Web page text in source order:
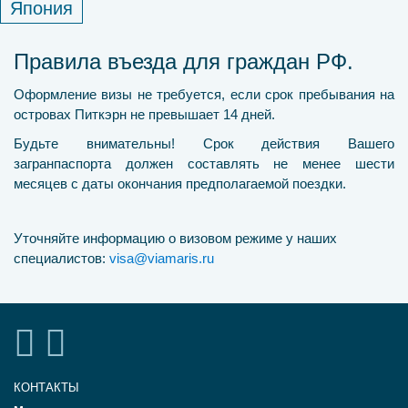
Япония
Правила въезда для граждан РФ.
Оформление визы не требуется, если срок пребывания на
островах Питкэрн не превышает 14 дней.
Будьте внимательны! Срок действия Вашего
загранпаспорта должен составлять не менее шести
месяцев с даты окончания предполагаемой поездки.
Уточняйте информацию о визовом режиме у наших
специалистов: visa@viamaris.ru
КОНТАКТЫ